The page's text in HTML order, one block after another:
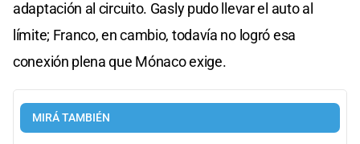
adaptación al circuito. Gasly pudo llevar el auto al
límite; Franco, en cambio, todavía no logró esa
conexión plena que Mónaco exige.
MIRÁ TAMBIÉN